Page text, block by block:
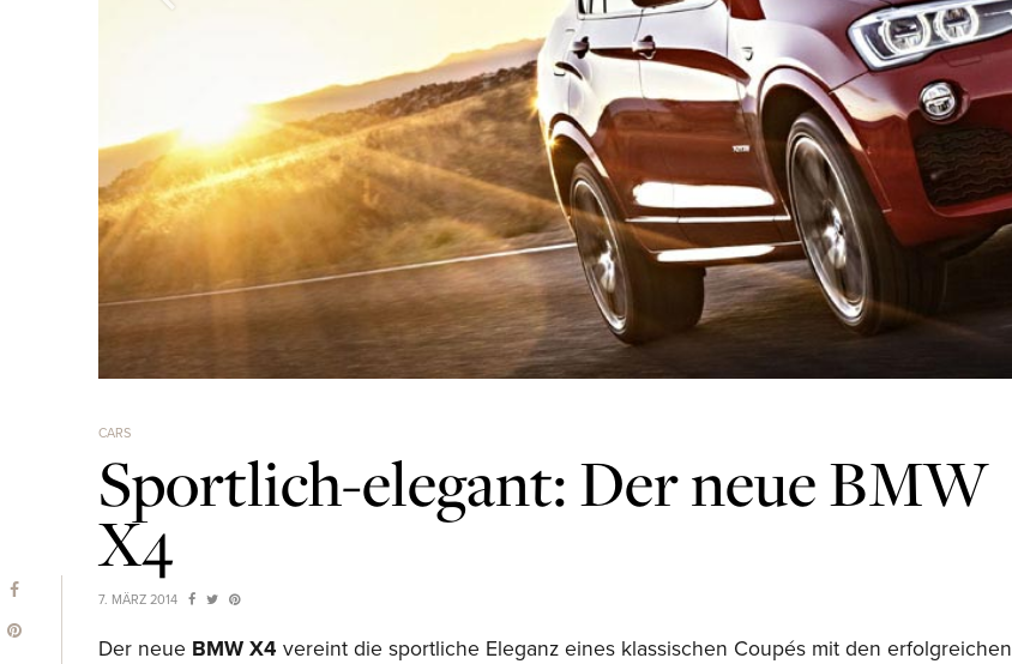
CARS
Sportlich-elegant: Der neue BMW
X4
7. MÄRZ 2014
Der neue BMW X4 vereint die sportliche Eleganz eines klassischen Coupés mit den erfolgreichen